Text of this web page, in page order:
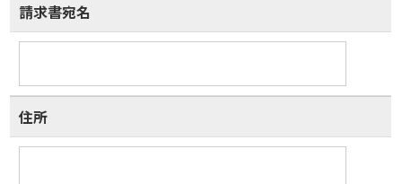
請求書宛名
住所